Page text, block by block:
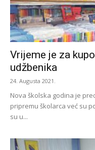
Vrijeme je za
udžbenika
24. Augusta 2021.
Nova školska godina je
pripremu školarca već su
su u...